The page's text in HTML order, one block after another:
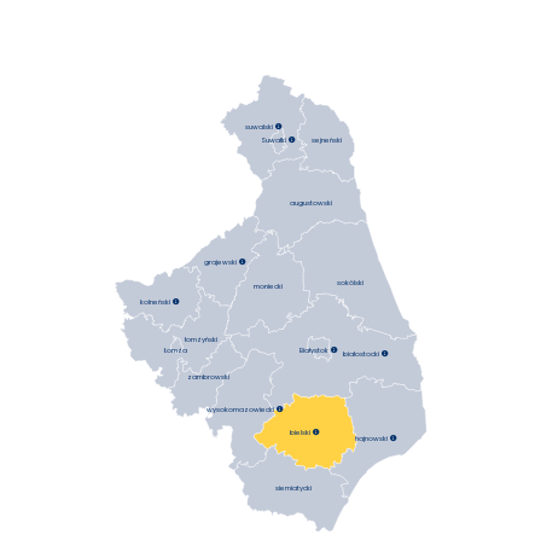
augustowski
białostocki 
bielski
grajewski 
hajnowski 
kolneński
łomżyński
moniecki
sejneński
siemiatycki
sokólski
suwalski 
wysokomazowiecki
zambrowski
Białystok
Łomża
Suwałki